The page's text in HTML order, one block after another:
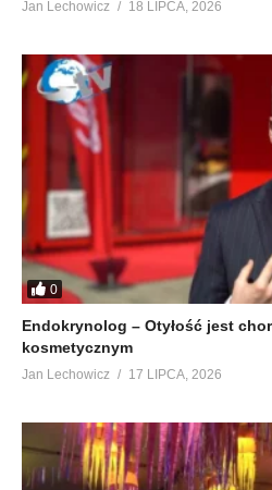
Jan Lechowicz 18 LIPCA, 2026
0
Endokrynolog – Otyłość jest
kosmetycznym
Jan Lechowicz 17 LIPCA, 2026